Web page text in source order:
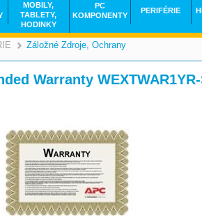
>
Záložné Zdroje, Ochrany
Warranty
MOBILY,
TABLETY,
HODINKY
PC
KOMPONENTY
PERIFÉRIE